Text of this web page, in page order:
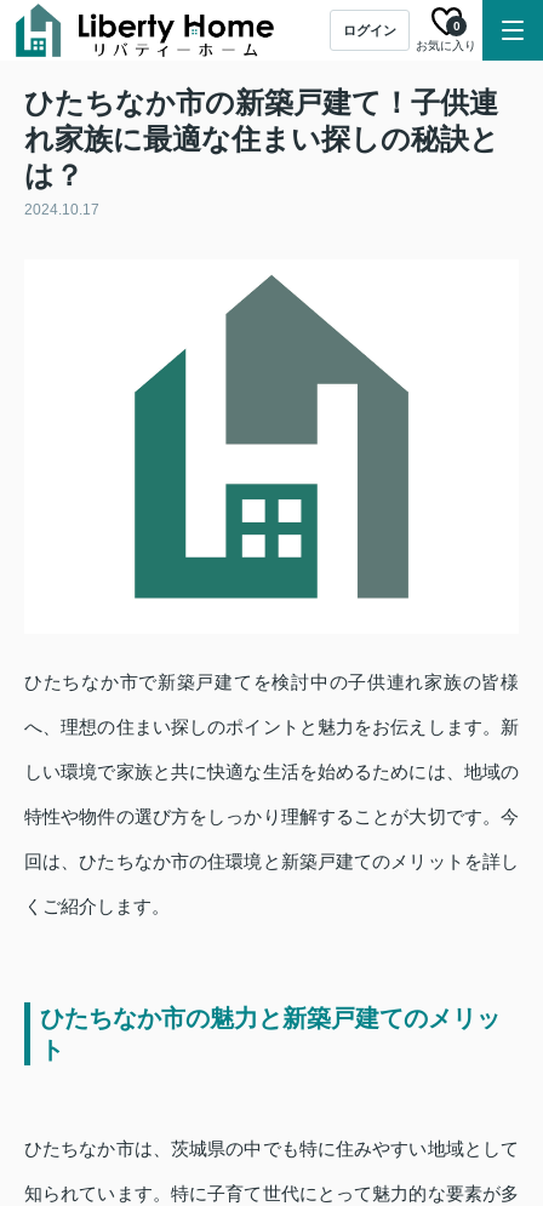
ログイン
お気に入り
0
ひたちなか市の新築戸建て！子供連
れ家族に最適な住まい探しの秘訣と
は？
2024.10.17
ひたちなか市で新築戸建てを検討中の子供連れ家族の皆様
へ、理想の住まい探しのポイントと魅力をお伝えします。新
しい環境で家族と共に快適な生活を始めるためには、地域の
特性や物件の選び方をしっかり理解することが大切です。今
回は、ひたちなか市の住環境と新築戸建てのメリットを詳し
くご紹介します。
ひたちなか市の魅力と新築戸建てのメリッ
ト
ひたちなか市は、茨城県の中でも特に住みやすい地域として
知られています。特に子育て世代にとって魅力的な要素が多